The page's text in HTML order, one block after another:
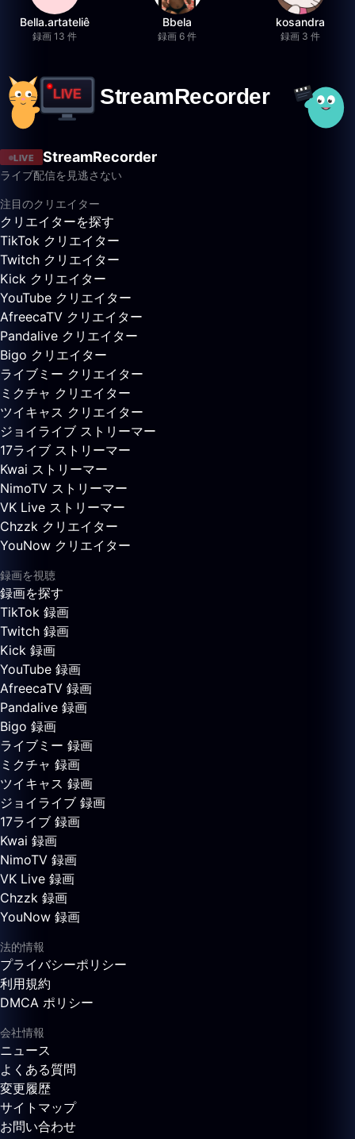
Bella.artateliê
録画 13 件
Bbela
録画 6 件
kosandra
録画 3 件
LIVE StreamRecorder
ライブ配信を見逃さない
注目のクリエイター
クリエイターを探す
TikTok クリエイター
Twitch クリエイター
Kick クリエイター
YouTube クリエイター
AfreecaTV クリエイター
Pandalive クリエイター
Bigo クリエイター
ライブミー クリエイター
ミクチャ クリエイター
ツイキャス クリエイター
ジョイライブ ストリーマー
17ライブ ストリーマー
Kwai ストリーマー
NimoTV ストリーマー
VK Live ストリーマー
Chzzk クリエイター
YouNow クリエイター
録画を視聴
録画を探す
TikTok 録画
Twitch 録画
Kick 録画
YouTube 録画
AfreecaTV 録画
Pandalive 録画
Bigo 録画
ライブミー 録画
ミクチャ 録画
ツイキャス 録画
ジョイライブ 録画
17ライブ 録画
Kwai 録画
NimoTV 録画
VK Live 録画
Chzzk 録画
YouNow 録画
法的情報
プライバシーポリシー
利用規約
DMCA ポリシー
会社情報
ニュース
よくある質問
変更履歴
サイトマップ
お問い合わせ